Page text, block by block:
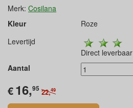
Merk: Cosilana
Kleur
Roze
Levertijd
Direct leverbaar
Aantal
€16,95 22,49